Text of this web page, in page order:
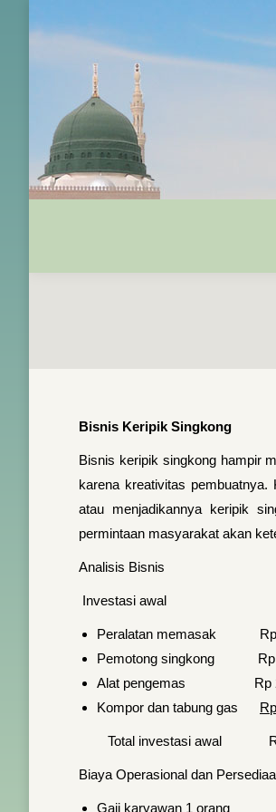
Bisnis Keripik Singkong
Bisnis keripik singkong hampir
karena kreativitas
atau menjadikannya keripik
permintaan masyarakat akan
Analisis Bisnis
Investasi awal
Peralatan memasak Rp
Pemotong singkong Rp
Alat pengemas Rp
Kompor dan tabung gas
Total investasi awal Rp
Biaya Operasional dan
Gaji karyawan 1